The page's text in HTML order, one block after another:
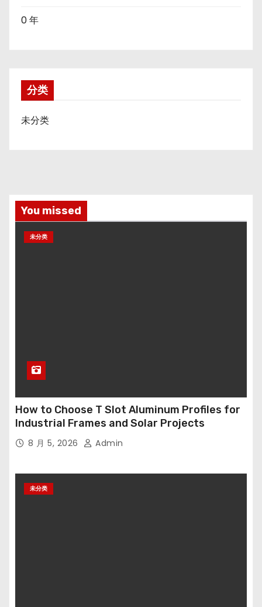
0 年
分类
未分类
You missed
未分类
How to Choose T Slot Aluminum Profiles for
Industrial Frames and Solar Projects
8 月 5, 2026 Admin
未分类